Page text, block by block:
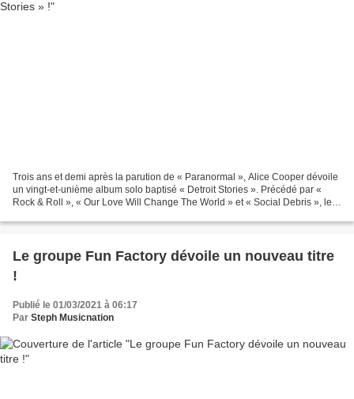
Trois ans et demi après la parution de « Paranormal », Alice Cooper dévoile
un vingt-et-unième album solo baptisé « Detroit Stories ». Précédé par «
Rock & Roll », « Our Love Will Change The World » et « Social Debris », le
Le groupe Fun Factory dévoile un nouveau titre
!
Publié le 01/03/2021 à 06:17
Par Steph Musicnation